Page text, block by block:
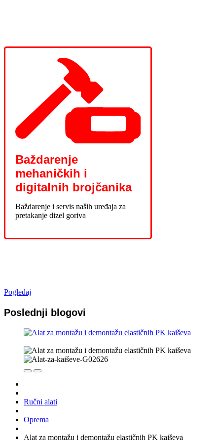
Baždarenje
mehaničkih i
digitalnih brojčanika
Baždarenje i servis naših uređaja za
pretakanje dizel goriva
Pogledaj
Poslednji blogovi
Ručni alati
Oprema
Alat za montažu i demontažu elastičnih PK kaiševa